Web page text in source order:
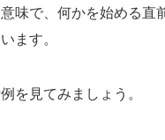
意味で、何かを始める直
ます。
を見てみましょう。